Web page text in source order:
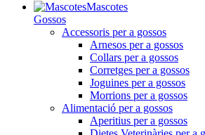
Mascotes
Gossos
Accessoris per a gossos
Arnesos per a gossos
Collars per a gossos
Corretges per a gossos
Joguines per a gossos
Morrions per a gossos
Alimentació per a gossos
Aperitius per a gossos